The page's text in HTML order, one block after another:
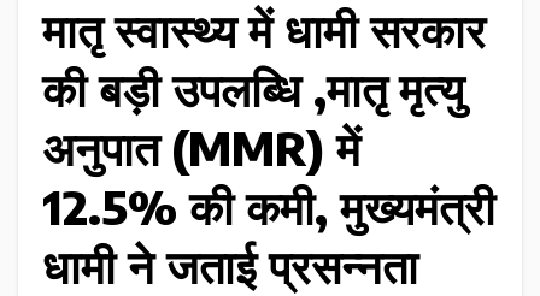
मातृ स्वास्थ्य में धामी सरकार
की बड़ी उपलब्धि ,मातृ मृत्यु
अनुपात (MMR) में
12.5% की कमी, मुख्यमंत्री
धामी ने जताई प्रसन्नता